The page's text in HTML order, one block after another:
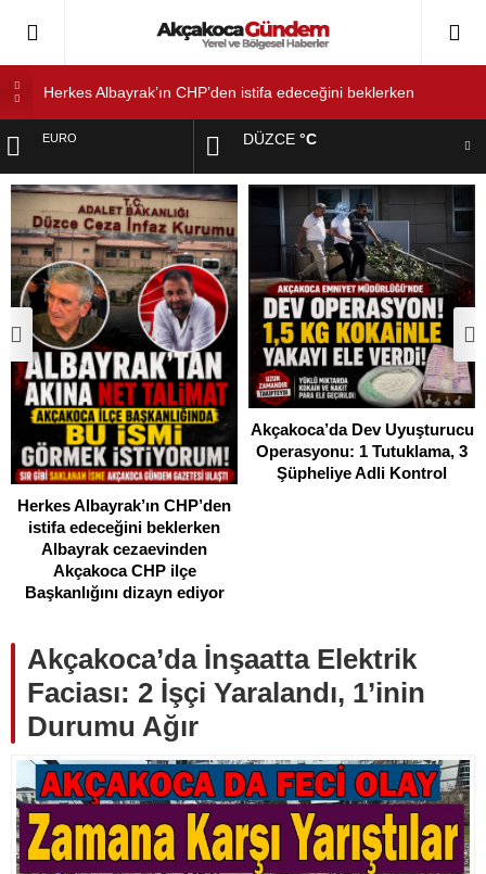
Albayrak cezaevinden Akçakoca CHP ilçe Başkanlığını dizayn
ediyor
Akçakoca’da Dev Uyuşturucu Operasyonu: 1 Tutuklama, 3
Şüpheliye Adli Kontrol
AKÇAKOCA’DA İŞ DÜNYASININ KALBİ KALE KOYU
LANSMANINDA ATTI
Saklı Koy Otel’de Yoğunluk: Misafirler Yer Bulmakta Zorlandı
SAHİLLERDE TEMİZLİK ALARMI!
EURO
ALTIN
DOLAR
DÜZCE°C
Herkes Albayrak’ın CHP’den
istifa edeceğini beklerken
Albayrak cezaevinden
Akçakoca CHP ilçe
Başkanlığını dizayn ediyor
Akçakoca’da Dev Uyuşturucu
Operasyonu: 1 Tutuklama, 3
Şüpheliye Adli Kontrol
Akçakoca’da İnşaatta Elektrik
Faciası: 2 İşçi Yaralandı, 1’inin
Durumu Ağır